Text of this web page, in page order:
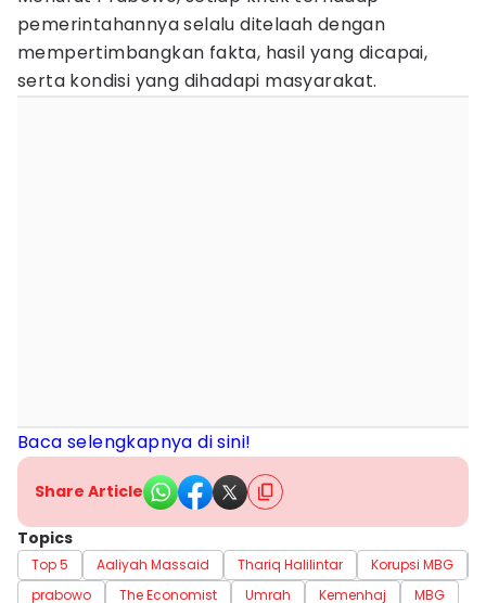
pemerintahannya selalu ditelaah dengan
mempertimbangkan fakta, hasil yang dicapai,
serta kondisi yang dihadapi masyarakat.
Baca selengkapnya di sini!
Share Article
Topics
Top 5 Aaliyah Massaid Thariq Halilintar Korupsi MBG
prabowo
The Economist Umrah Kemenhaj MBG